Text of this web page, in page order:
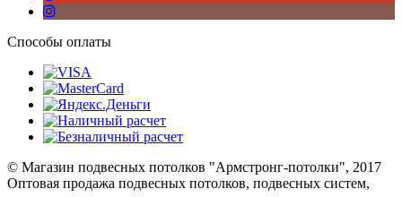
Способы оплаты
© Магазин подвесных потолков "Армстронг-потолки", 2017
Оптовая продажа подвесных потолков, подвесных систем,